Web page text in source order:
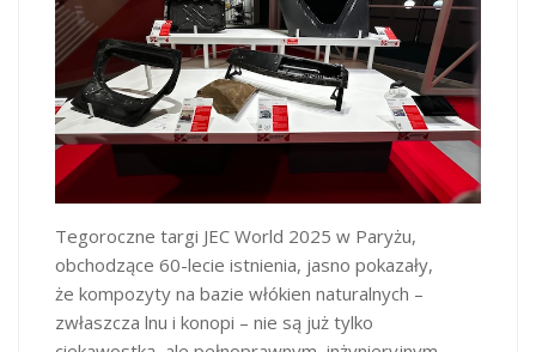
Tegoroczne targi JEC World 2025 w Paryżu,
obchodzące 60-lecie istnienia, jasno pokazały,
że kompozyty na bazie włókien naturalnych –
zwłaszcza lnu i konopi – nie są już tylko